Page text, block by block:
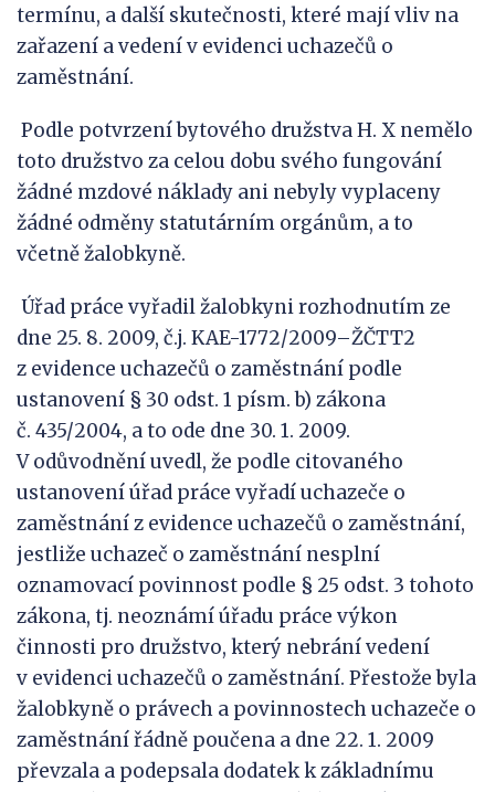
termínu, a další skutečnosti, které mají vliv na
zařazení a vedení v evidenci uchazečů o
zaměstnání.
Podle potvrzení bytového družstva H. X nemělo
toto družstvo za celou dobu svého fungování
žádné mzdové náklady ani nebyly vyplaceny
žádné odměny statutárním orgánům, a to
včetně žalobkyně.
Úřad práce vyřadil žalobkyni rozhodnutím ze
dne 25. 8. 2009, č.j. KAE-1772/2009–ŽČTT2
z evidence uchazečů o zaměstnání podle
ustanovení § 30 odst. 1 písm. b) zákona
č. 435/2004, a to ode dne 30. 1. 2009.
V odůvodnění uvedl, že podle citovaného
ustanovení úřad práce vyřadí uchazeče o
zaměstnání z evidence uchazečů o zaměstnání,
jestliže uchazeč o zaměstnání nesplní
oznamovací povinnost podle § 25 odst. 3 tohoto
zákona, tj. neoznámí úřadu práce výkon
činnosti pro družstvo, který nebrání vedení
v evidenci uchazečů o zaměstnání. Přestože byla
žalobkyně o právech a povinnostech uchazeče o
zaměstnání řádně poučena a dne 22. 1. 2009
převzala a podepsala dodatek k základnímu